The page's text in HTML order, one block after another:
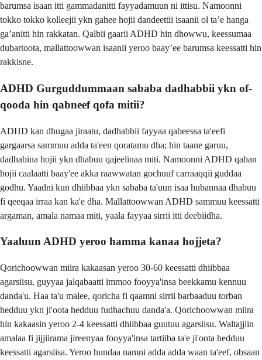
barumsa isaan itti gammadanitti fayyadamuun ni ittisu. Namoonni
tokko tokko kolleejii ykn gahee hojii dandeettii isaanii ol taʼe hanga
gaʼanitti hin rakkatan. Qalbii gaarii ADHD hin dhowwu, keessumaa
dubartoota, mallattoowwan isaanii yeroo baayʼee barumsa keessatti hin
rakkisne.
ADHD Gurguddummaan sababa dadhabbii ykn of-
qooda hin qabneef qofa mitii?
ADHD kan dhugaa jiraatu, dadhabbii fayyaa qabeessa ta'eefi
gargaarsa sammuu adda ta'een qoratamu dha; hin taane garuu,
dadhabina hojii ykn dhabuu qajeelinaa miti. Namoonni ADHD qaban
hojii caalaatti baay'ee akka raawwatan gochuuf carraaqqii guddaa
godhu. Yaadni kun dhiibbaa ykn sababa ta'uun isaa hubannaa dhabuu
fi qeeqaa irraa kan ka'e dha. Mallattoowwan ADHD sammuu keessatti
argaman, amala namaa miti, yaala fayyaa sirrii itti deebiidha.
Yaaluun ADHD yeroo hamma kanaa hojjeta?
Qorichoowwan miira kakaasan yeroo 30-60 keessatti dhiibbaa
agarsiisu, guyyaa jalqabaatti immoo fooyya'insa beekkamu kennuu
danda'u. Haa ta'u malee, qoricha fi qaamni sirrii barbaaduu torban
hedduu ykn ji'oota hedduu fudhachuu danda'a. Qorichoowwan miira
hin kakaasin yeroo 2-4 keessatti dhiibbaa guutuu agarsiisu. Waltajjiin
amalaa fi jijjiirama jireenyaa fooyya'insa tartiiba ta'e ji'oota hedduu
keessatti agarsiisa. Yeroo hundaa namni adda adda waan ta'eef, obsaan